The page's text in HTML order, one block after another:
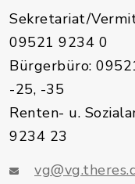
Sekretariat/
09521 9234 0
Bürgerbüro:
-25, -35
Renten- u.
9234 23